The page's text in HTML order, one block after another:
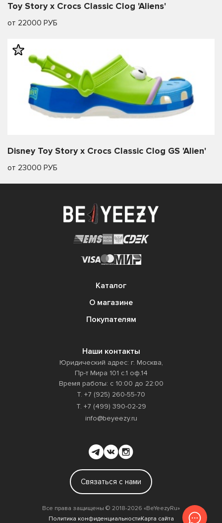
Toy Story x Crocs Classic Clog 'Aliens'
от 22000 РУБ
Disney Toy Story x Crocs Classic Clog GS 'Alien'
от 23000 РУБ
Каталог
О магазине
Покупателям
Наши контакты
Юридический адрес: г. Москва,
Пр-т Мира 101 с.1 оф.14
Время работы: с 10:00 до 22:00
Т. +7 (925) 260-55-70
Т. +7 (499) 390-02-29
info@beyeezy.ru
Связаться с нами
Все права защищены ©️ 2018-2026 «BeYeezyRu»
Политика конфиденциальностиКарта сайта